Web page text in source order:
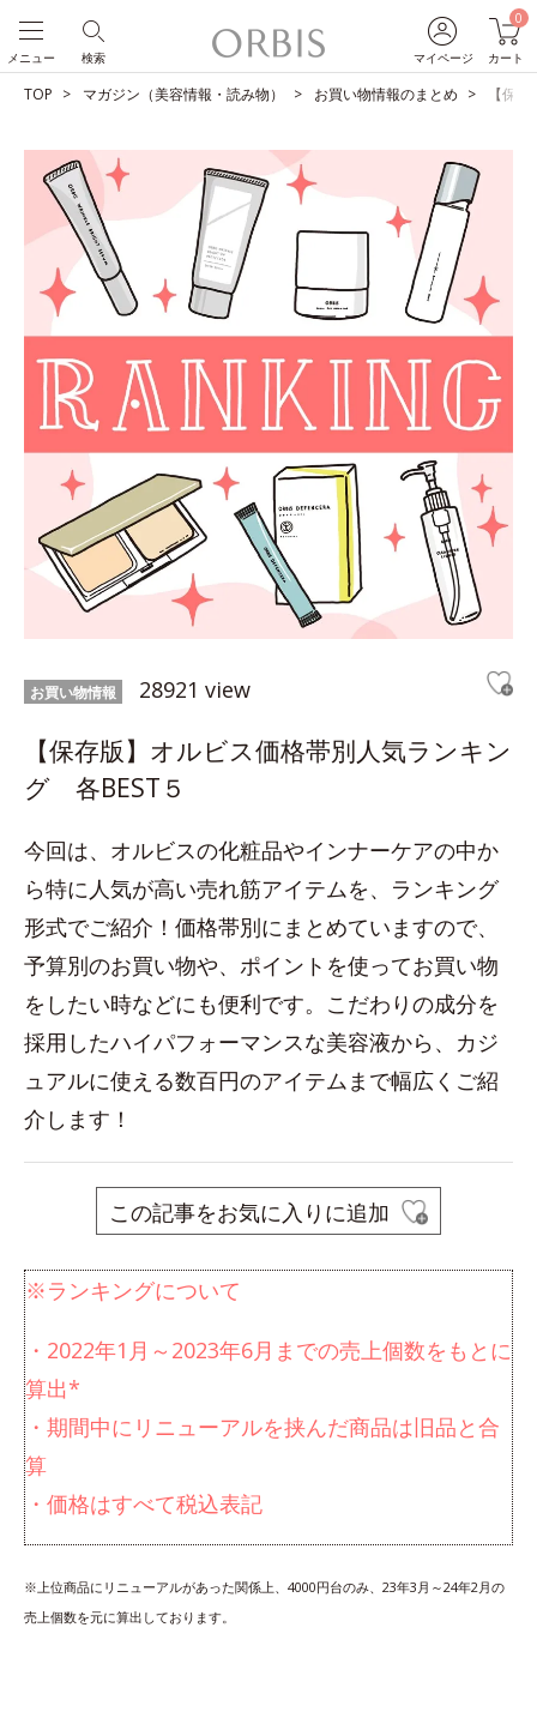
マイページ
0
カート
検索
メニュー
TOP マガジン（美容情報・読み物） お買い物情報のまとめ 【保
お買い物情報 28921 view
【保存版】オルビス価格帯別人気ランキン
グ 各BEST５
今回は、オルビスの化粧品やインナーケアの中か
ら特に人気が高い売れ筋アイテムを、ランキング
形式でご紹介！価格帯別にまとめていますので、
予算別のお買い物や、ポイントを使ってお買い物
をしたい時などにも便利です。こだわりの成分を
採用したハイパフォーマンスな美容液から、カジ
ュアルに使える数百円のアイテムまで幅広くご紹
介します！
この記事をお気に入りに追加
※ランキングについて
・2022年1月～2023年6月までの売上個数をもとに
算出*
・期間中にリニューアルを挟んだ商品は旧品と合
算
・価格はすべて税込表記
※上位商品にリニューアルがあった関係上、4000円台のみ、23年3月～24年2月の
売上個数を元に算出しております。